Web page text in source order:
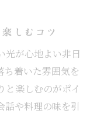
しむコツ
光が心地よい非日
ち着いた雰囲気を
と楽しむのがポイ
話や料理の味を引